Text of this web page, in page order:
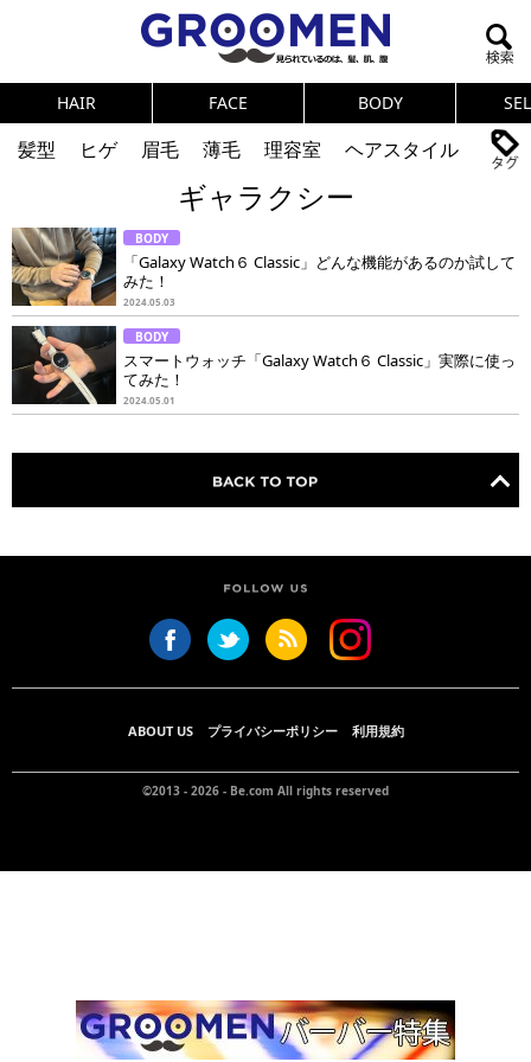
HAIR FACE BODY
髪型 ヒゲ 眉毛 薄毛 理容室
ヘアスタイル
体臭 ニオイ
連載
メンズコスメ
NEWS PICK UP 筋肉
女の本音
テストステロン
健康
スキンケア 食事
調査結果
トレーニング
好印象な男
頭皮ケア
ギャラクシー
BODY
「Galaxy Watch６ Classic」どんな機能があるのか試して
みた！
2024.05.03
BODY
スマートウォッチ「Galaxy Watch６ Classic」実際に使っ
てみた！
2024.05.01
ABOUT US プライバシーポリシー 利用規約
©2013 - 2026 - Be.com All rights reserved